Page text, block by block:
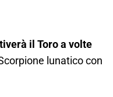
il Toro a volte
lunatico con